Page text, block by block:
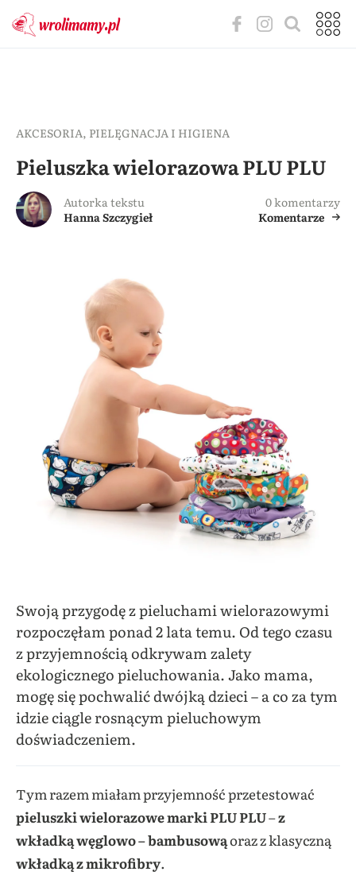
AKCESORIA, PIELĘGNACJA I HIGIENA
Pieluszka wielorazowa PLU PLU
Autorka tekstu
Hanna Szczygieł
0 komentarzy
Komentarze
Swoją przygodę z pieluchami wielorazowymi
rozpoczęłam ponad 2 lata temu. Od tego czasu
z przyjemnością odkrywam zalety
ekologicznego pieluchowania. Jako mama,
mogę się pochwalić dwójką dzieci – a co za tym
idzie ciągle rosnącym pieluchowym
doświadczeniem.
Tym razem miałam przyjemność przetestować
pieluszki wielorazowe marki PLU PLU–z
wkładką węglowo – bambusowąoraz z klasyczną
wkładką z mikrofibry.